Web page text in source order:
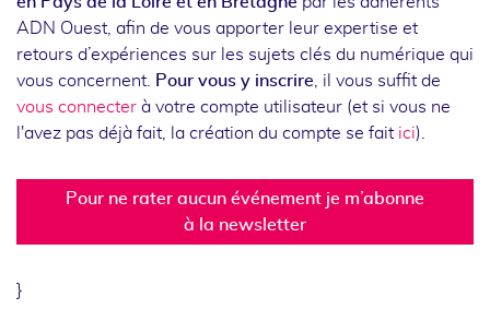
ADN Ouest, afin de vous apporter leur expertise et
retours d’expériences sur les sujets clés du numérique qui
vous concernent.
Pour vous y inscrire , il vous suffit de
vous connecter à votre compte utilisateur (et si vous ne
l'avez pas déjà fait, la création du compte se fait ici).
Pour ne rater aucun événement je m’abonne
à la newsletter
}